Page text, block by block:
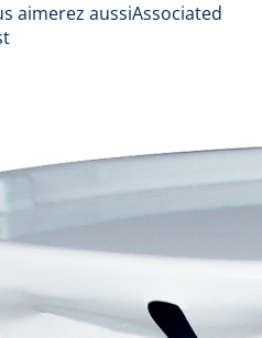
aimerez aussiAssociated